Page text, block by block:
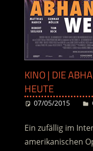
KINO | DIE
HEUTE
07/05/2015
Ein zufällig im
amerikanischen